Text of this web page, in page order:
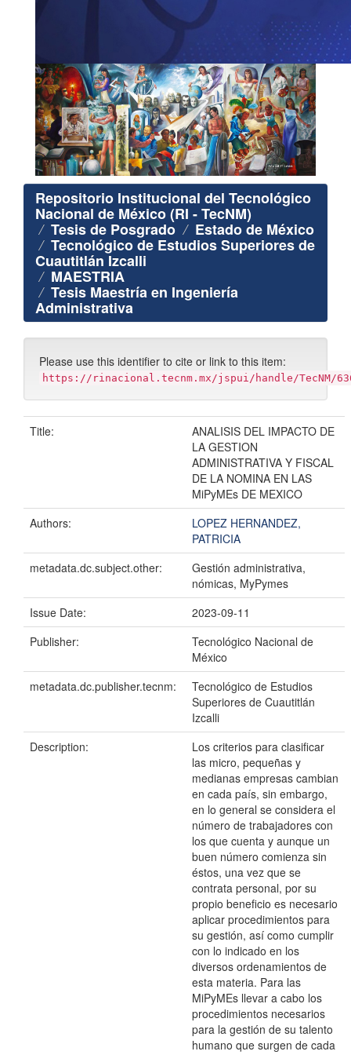
Repositorio Institucional del Tecnológico
Nacional de México (RI - TecNM)
Tesis de Posgrado Estado de México
Tecnológico de Estudios Superiores de
Cuautitlán Izcalli
MAESTRIA
Tesis Maestría en Ingeniería
Administrativa
Please use this identifier to cite or link to this item:
https://rinacional.tecnm.mx/jspui/handle/TecNM/
Title:
ANALISIS DEL IMPACTO DE
LA GESTION
ADMINISTRATIVA Y FISCAL
DE LA NOMINA EN LAS
MiPyMEs DE MEXICO
Authors:
LOPEZ HERNANDEZ,
PATRICIA
metadata.dc.subject.other:
Gestión administrativa,
nómicas, MyPymes
Issue Date:
2023-09-11
Publisher:
Tecnológico Nacional de
México
metadata.dc.publisher.tecnm:
Tecnológico de Estudios
Superiores de Cuautitlán
Izcalli
Description:
Los criterios para clasificar
las micro, pequeñas y
medianas empresas cambian
en cada país, sin embargo,
en lo general se considera el
número de trabajadores con
los que cuenta y aunque un
buen número comienza sin
éstos, una vez que se
contrata personal, por su
propio beneficio es necesario
aplicar procedimientos para
su gestión, así como cumplir
con lo indicado en los
diversos ordenamientos de
esta materia. Para las
MiPyMEs llevar a cabo los
procedimientos necesarios
para la gestión de su talento
humano que surgen de cada